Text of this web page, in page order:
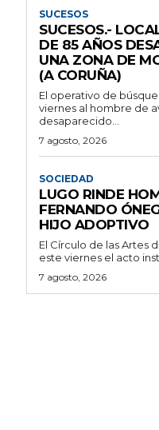
SUCESOS
SUCESOS.-
DE 85 AÑOS
UNA ZONA DE
(A CORUÑA)
El operativo de
viernes al hombre de
desaparecido...
7 agosto, 2026
SOCIEDAD
LUGO RINDE
FERNANDO
HIJO ADOPTIVO
El Círculo de las Artes
este viernes el acto
7 agosto, 2026